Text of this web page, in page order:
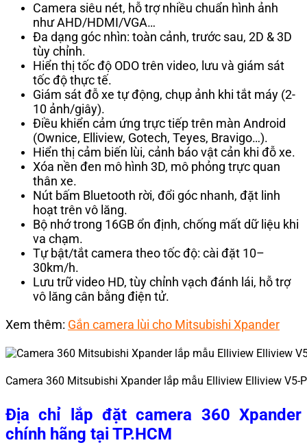
Camera siêu nét, hỗ trợ nhiều chuẩn hình ảnh
như AHD/HDMI/VGA…
Đa dạng góc nhìn: toàn cảnh, trước sau, 2D & 3D
tùy chỉnh.
Hiển thị tốc độ ODO trên video, lưu và giám sát
tốc độ thực tế.
Giám sát đỗ xe tự động, chụp ảnh khi tắt máy (2-
10 ảnh/giây).
Điều khiển cảm ứng trực tiếp trên màn Android
(Ownice, Elliview, Gotech, Teyes, Bravigo…).
Hiển thị cảm biến lùi, cảnh báo vật cản khi đỗ xe.
Xóa nền đen mô hình 3D, mô phỏng trực quan
thân xe.
Nút bấm Bluetooth rời, đổi góc nhanh, đặt linh
hoạt trên vô lăng.
Bộ nhớ trong 16GB ổn định, chống mất dữ liệu khi
va chạm.
Tự bật/tắt camera theo tốc độ: cài đặt 10–
30km/h.
Lưu trữ video HD, tùy chỉnh vạch đánh lái, hỗ trợ
vô lăng cân bằng điện tử.
Xem thêm: Gắn camera lùi cho Mitsubishi Xpander
Camera 360 Mitsubishi Xpander lắp mẫu Elliview Elliview V5-P
Địa chỉ lắp đặt camera 360 Xpander
chính hãng tại TP.HCM